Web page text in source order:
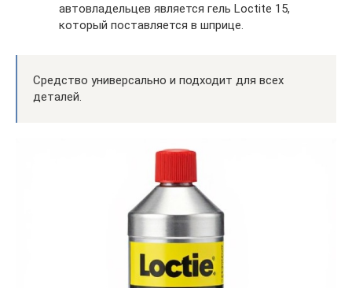
автовладельцев является гель Loctite 15,
который поставляется в шприце.
Средство универсально и подходит для всех
деталей.